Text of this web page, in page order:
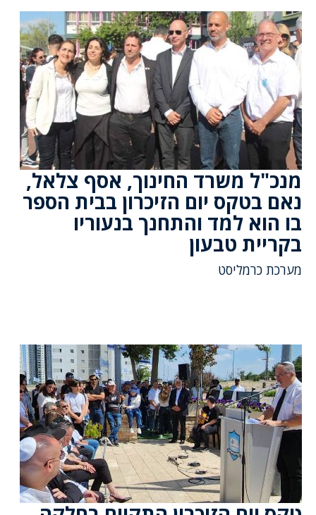
מנכ"ל משרד החינוך, אסף צלאל,
נאם בטקס יום הזיכרון בבית הספר
בו הוא למד והתחנך בנעוריו
בקריית טבעון
מערכת כרמליסט